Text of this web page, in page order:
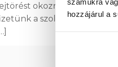
hozzájárul a
okoznia számunkra,
a szolgáltatásért,